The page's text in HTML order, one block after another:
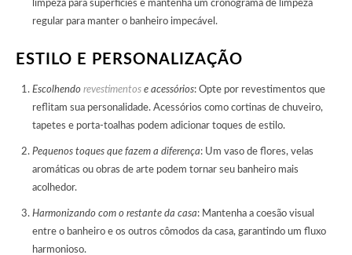
limpeza para superfícies e mantenha um cronograma de limpeza
regular para manter o banheiro impecável.
ESTILO E PERSONALIZAÇÃO
Escolhendo revestimentos e acessórios: Opte por revestimentos que
reflitam sua personalidade. Acessórios como cortinas de chuveiro,
tapetes e porta-toalhas podem adicionar toques de estilo.
Pequenos toques que fazem a diferença: Um vaso de flores, velas
aromáticas ou obras de arte podem tornar seu banheiro mais
acolhedor.
Harmonizando com o restante da casa: Mantenha a coesão visual
entre o banheiro e os outros cômodos da casa, garantindo um fluxo
harmonioso.